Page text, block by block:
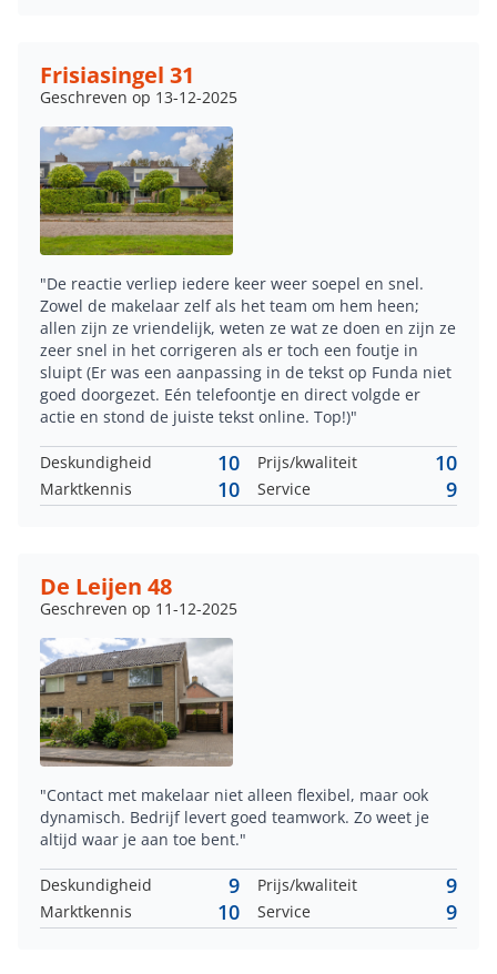
Frisiasingel 31
Geschreven op 13-12-2025
"De reactie verliep iedere keer weer soepel en snel.
Zowel de makelaar zelf als het team om hem heen;
allen zijn ze vriendelijk, weten ze wat ze doen en zijn ze
zeer snel in het corrigeren als er toch een foutje in
sluipt (Er was een aanpassing in de tekst op Funda niet
goed doorgezet. Eén telefoontje en direct volgde er
actie en stond de juiste tekst online. Top!)"
Deskundigheid 10 Prijs/kwaliteit 10
Marktkennis 10 Service 9
De Leijen 48
Geschreven op 11-12-2025
"Contact met makelaar niet alleen flexibel, maar ook
dynamisch. Bedrijf levert goed teamwork. Zo weet je
altijd waar je aan toe bent."
Deskundigheid 9 Prijs/kwaliteit 9
Marktkennis 10 Service 9